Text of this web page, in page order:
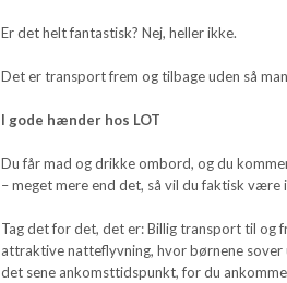
Er det helt fantastisk? Nej, heller ikke.
Det er transport frem og tilbage uden så
I gode hænder hos LOT
Du får mad og drikke ombord, og du
– meget mere end det, så vil du faktisk være
Tag det for det, det er: Billig transport til og
attraktive natteflyvning, hvor børnene
det sene ankomsttidspunkt, for du